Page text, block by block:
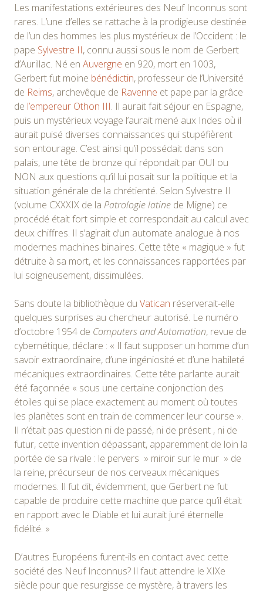
Les manifestations extérieures des Neuf Inconnus sont
rares. L’une d’elles se rattache à la prodigieuse destinée
de l’un des hommes les plus mystérieux de l’Occident : le
pape Sylvestre II, connu aussi sous le nom de Gerbert
d’Aurillac. Né en Auvergne en 920, mort en 1003,
Gerbert fut moine bénédictin, professeur de l’Université
de Reims, archevêque de Ravenne et pape par la grâce
de l’empereur Othon III. Il aurait fait séjour en Espagne,
puis un mystérieux voyage l’aurait mené aux Indes où il
aurait puisé diverses connaissances qui stupéfièrent
son entourage. C’est ainsi qu’il possédait dans son
palais, une tête de bronze qui répondait par OUI ou
NON aux questions qu’il lui posait sur la politique et la
situation générale de la chrétienté. Selon Sylvestre II
(volume CXXXIX de la Patrologie latine de Migne) ce
procédé était fort simple et correspondait au calcul avec
deux chiffres. Il s’agirait d’un automate analogue à nos
modernes machines binaires. Cette tête « magique » fut
détruite à sa mort, et les connaissances rapportées par
lui soigneusement, dissimulées.
Sans doute la bibliothèque du Vatican réserverait-elle
quelques surprises au chercheur autorisé. Le numéro
d’octobre 1954 de Computers and Automation, revue de
cybernétique, déclare : « Il faut supposer un homme d’un
savoir extraordinaire, d’une ingéniosité et d’une habileté
mécaniques extraordinaires. Cette tête parlante aurait
été façonnée « sous une certaine conjonction des
étoiles qui se place exactement au moment où toutes
les planètes sont en train de commencer leur course ».
Il n’était pas question ni de passé, ni de présent , ni de
futur, cette invention dépassant, apparemment de loin la
portée de sa rivale : le pervers » miroir sur le mur » de
la reine, précurseur de nos cerveaux mécaniques
modernes. Il fut dit, évidemment, que Gerbert ne fut
capable de produire cette machine que parce qu’il était
en rapport avec le Diable et lui aurait juré éternelle
fidélité. »
D’autres Européens furent-ils en contact avec cette
société des Neuf Inconnus? Il faut attendre le XIXe
siècle pour que resurgisse ce mystère, à travers les